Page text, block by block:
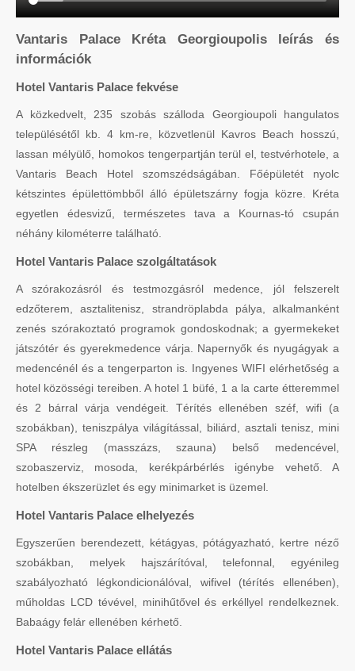
Vantaris Palace Kréta Georgioupolis leírás és
információk
Hotel Vantaris Palace fekvése
A közkedvelt, 235 szobás szálloda Georgioupoli hangulatos
településétől kb. 4 km-re, közvetlenül Kavros Beach hosszú,
lassan mélyülő, homokos tengerpartján terül el, testvérhotele, a
Vantaris Beach Hotel szomszédságában. Főépületét nyolc
kétszintes épülettömbből álló épületszárny fogja közre. Kréta
egyetlen édesvizű, természetes tava a Kournas-tó csupán
néhány kilométerre található.
Hotel Vantaris Palace szolgáltatások
A szórakozásról és testmozgásról medence, jól felszerelt
edzőterem, asztalitenisz, strandröplabda pálya, alkalmanként
zenés szórakoztató programok gondoskodnak; a gyermekeket
játszótér és gyerekmedence várja. Napernyők és nyugágyak a
medencénél és a tengerparton is. Ingyenes WIFI elérhetőség a
hotel közösségi tereiben. A hotel 1 büfé, 1 a la carte étteremmel
és 2 bárral várja vendégeit. Térítés ellenében széf, wifi (a
szobákban), teniszpálya világítással, biliárd, asztali tenisz, mini
SPA részleg (masszázs, szauna) belső medencével,
szobaszerviz, mosoda, kerékpárbérlés igénybe vehető. A
hotelben ékszerüzlet és egy minimarket is üzemel.
Hotel Vantaris Palace elhelyezés
Egyszerűen berendezett, kétágyas, pótágyazható, kertre néző
szobákban, melyek hajszárítóval, telefonnal, egyénileg
szabályozható légkondicionálóval, wifivel (térítés ellenében),
műholdas LCD tévével, minihűtővel és erkéllyel rendelkeznek.
Babaágy felár ellenében kérhető.
Hotel Vantaris Palace ellátás